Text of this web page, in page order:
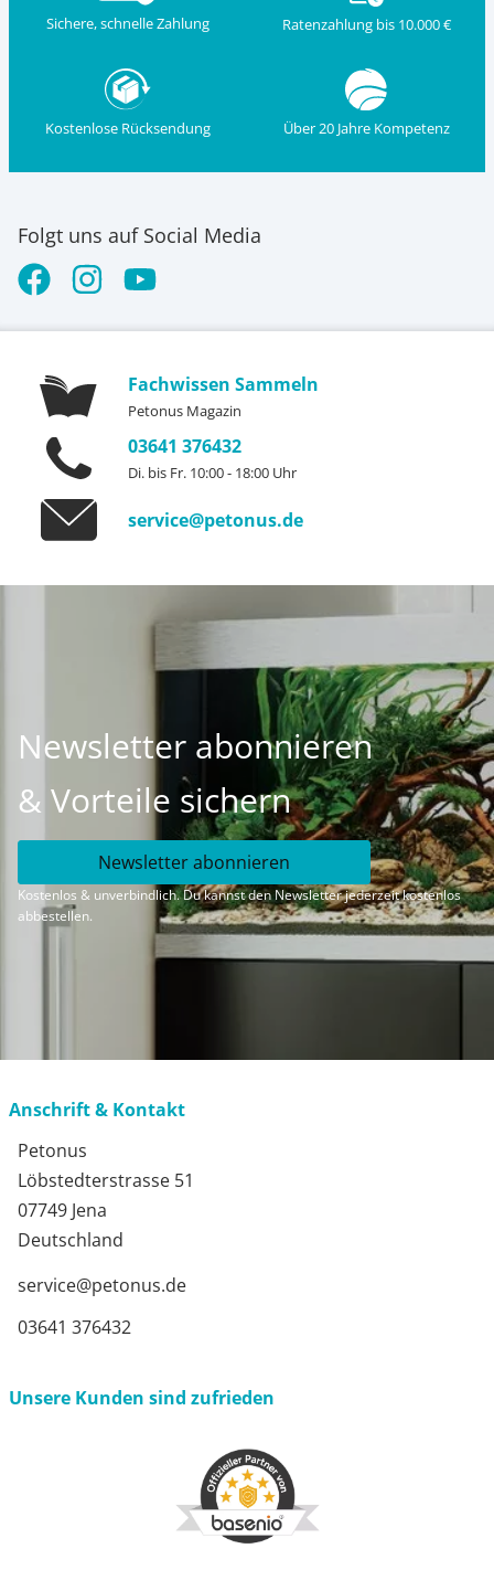
Sichere, schnelle Zahlung Ratenzahlung bis 10.000 €
Kostenlose Rücksendung Über 20 Jahre Kompetenz
Folgt uns auf Social Media
Fachwissen Sammeln
Petonus Magazin
03641 376432
Di. bis Fr. 10:00 - 18:00 Uhr
service@petonus.de
Newsletter abonnieren
& Vorteile sichern
Newsletter abonnieren
Kostenlos & unverbindlich. Du kannst den Newsletter jederzeit kostenlos
abbestellen.
Anschrift & Kontakt
Petonus
Löbstedterstrasse 51
07749 Jena
Deutschland
service@petonus.de
03641 376432
Unsere Kunden sind zufrieden